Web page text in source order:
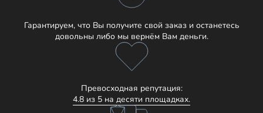
Гарантируем, что Вы получите свой заказ и останетесь
довольны либо мы вернём Вам деньги.
Превосходная репутация:
4.8 из 5 на десяти площадках.